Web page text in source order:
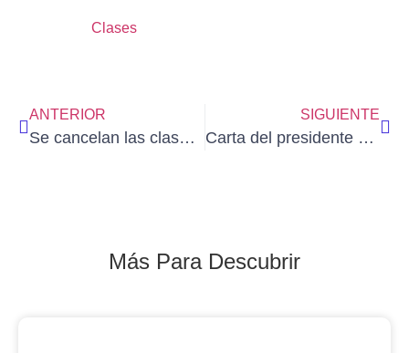
Clases
ANTERIOR
Se cancelan las clases presenciales durante una semana más.
SIGUIENTE
Carta del presidente de AEDA
Más Para Descubrir